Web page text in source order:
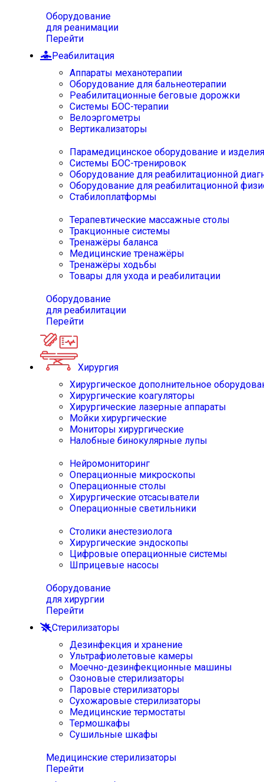
Оборудование
для реанимации
Перейти
Реабилитация
Аппараты механотерапии
Оборудование для бальнеотерапии
Реабилитационные беговые дорожки
Системы БОС-терапии
Велоэргометры
Вертикализаторы
Парамедицинское оборудование и изделия
Системы БОС-тренировок
Оборудование для реабилитационной
Оборудование для реабилитационной
Стабилоплатформы
Терапевтические массажные столы
Тракционные системы
Тренажёры баланса
Медицинские тренажёры
Тренажёры ходьбы
Товары для ухода и реабилитации
Оборудование
для реабилитации
Перейти
Хирургия
Хирургическое дополнительное
Хирургические коагуляторы
Хирургические лазерные аппараты
Мойки хирургические
Мониторы хирургические
Налобные бинокулярные лупы
Нейромониторинг
Операционные микроскопы
Операционные столы
Хирургические отсасыватели
Операционные светильники
Столики анестезиолога
Хирургические эндоскопы
Цифровые операционные системы
Шприцевые насосы
Оборудование
для хирургии
Перейти
Стерилизаторы
Дезинфекция и хранение
Ультрафиолетовые камеры
Моечно-дезинфекционные машины
Озоновые стерилизаторы
Паровые стерилизаторы
Сухожаровые стерилизаторы
Медицинские термостаты
Термошкафы
Сушильные шкафы
Медицинские стерилизаторы
Перейти